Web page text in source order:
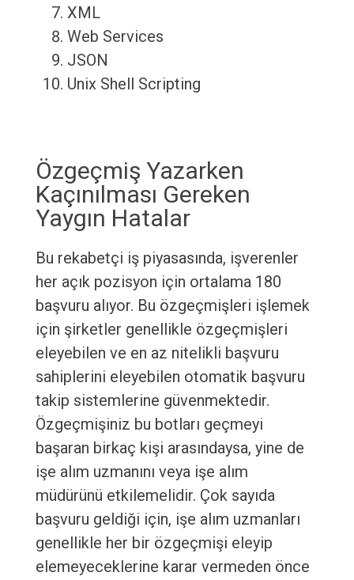
XML
Web Services
JSON
Unix Shell Scripting
Özgeçmiş Yazarken
Kaçınılması Gereken
Yaygın Hatalar
Bu rekabetçi iş piyasasında, işverenler
her açık pozisyon için ortalama 180
başvuru alıyor. Bu özgeçmişleri işlemek
için şirketler genellikle özgeçmişleri
eleyebilen ve en az nitelikli başvuru
sahiplerini eleyebilen otomatik başvuru
takip sistemlerine güvenmektedir.
Özgeçmişiniz bu botları geçmeyi
başaran birkaç kişi arasındaysa, yine de
işe alım uzmanını veya işe alım
müdürünü etkilemelidir. Çok sayıda
başvuru geldiği için, işe alım uzmanları
genellikle her bir özgeçmişi eleyip
elemeyeceklerine karar vermeden önce